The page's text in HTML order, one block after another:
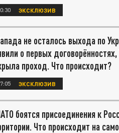
ЭКСКЛЮЗИВ
не осталось выхода по
о первых
проход. Что происходит?
ЭКСКЛЮЗИВ
боятся присоединения к
Что происходит на